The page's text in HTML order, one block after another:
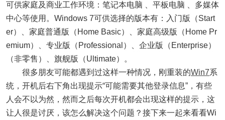
可供家庭及商业工作环境：笔记本电脑 、平板电脑 、多媒体
中心等使用。Windows 7可供选择的版本有：入门版（Start
er）、家庭普通版（Home Basic）、家庭高级版（Home Pr
emium）、专业版（Professional）、企业版（Enterprise）
（非零售）、旗舰版（Ultimate）。
很多朋友可能都遇到过这样一种情况，刚重装的Win7系
统，开机后右下角出现提示“可能需要其他登录信息”，有些
人会不以为然，然而之后每次开机都会出现这样的提示，这
让人很是讨厌，该怎么解决这个问题？接下来一起来看看Wi